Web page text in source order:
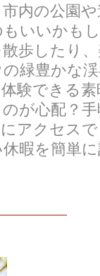
内の公園
いいかも
歩したり
緑豊かな
験できる
が心配？
アクセス
暇を簡単に